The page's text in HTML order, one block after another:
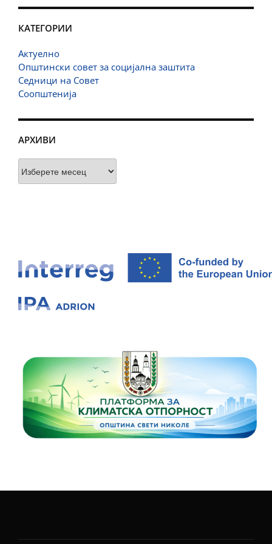
КАТЕГОРИИ
Актуелно
Општински совет за социјална заштита
Седници на Совет
Соопштенија
АРХИВИ